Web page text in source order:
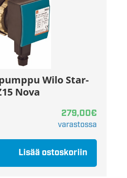
Wilo Star-
Nova
279,00€
varastossa
Lisää ostoskoriin